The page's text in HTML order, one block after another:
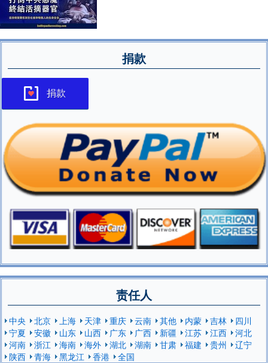
捐款
捐款
责任人
中央 北京 上海 天津 重庆 云南 其他 内蒙 吉林
四川
宁夏
安徽 山东 山西 广东 广西 新疆 江苏 江西
河北
河南
浙江 海南 海外 湖北 湖南 甘肃 福建 贵州
辽宁
陕西
青海 黑龙江 香港 全国